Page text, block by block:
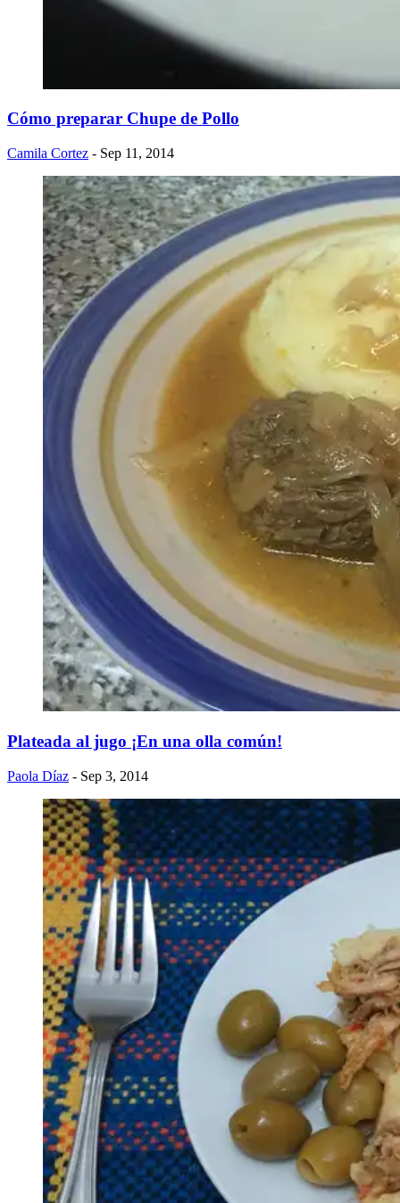
Cómo preparar Chupe de Pollo
Camila Cortez - Sep 11, 2014
Plateada al jugo ¡En una olla común!
Paola Díaz - Sep 3, 2014